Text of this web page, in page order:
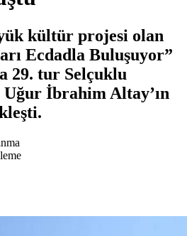
kültür projesi olan
Ecdadla Buluşuyor”
29. tur Selçuklu
Uğur İbrahim Altay’ın